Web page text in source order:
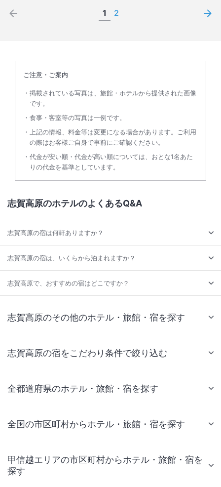
1 2
ご注意・ご案内
掲載されている写真は、旅館・ホテルから提供された画像
です。
食事・客室等の写真は一例です。
上記の情報、料金等は変更になる場合があります。ご利用
の際はお客様ご自身で事前にご確認ください。
代金が安い順・代金が高い順については、おとな1名あた
りの代金を基準としています。
志賀高原のホテルのよくあるQ&A
志賀高原の宿は何軒ありますか？
志賀高原の宿は、いくらから泊まれますか？
志賀高原で、おすすめの宿はどこですか？
志賀高原のその他のホテル・旅館・宿を探す
志賀高原の宿をこだわり条件で絞り込む
全都道府県のホテル・旅館・宿を探す
全国の市区町村からホテル・旅館・宿を探す
甲信越エリアの市区町村からホテル・旅館・宿を
探す